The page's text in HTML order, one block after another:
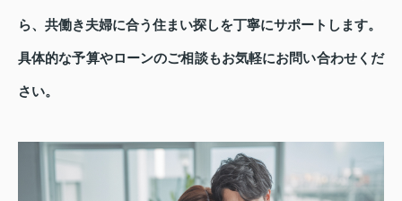
ら、共働き夫婦に合う住まい探しを丁寧にサポートします。
具体的な予算やローンのご相談もお気軽にお問い合わせくだ
さい。